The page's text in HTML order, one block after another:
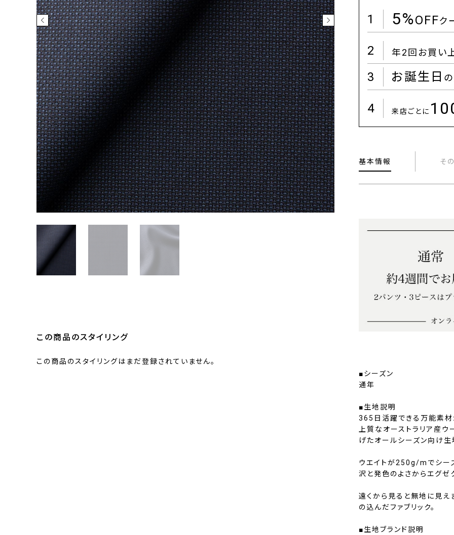
1 5%OFFク
2 年2回お買い
3 お誕生日
4 来店ごとに
基本情報 そ
■シーズン
通年
■生地説明
365日活躍できる万能素材
上質なオーストラリア産
げたオールシーズン向け生
ウエイトが250g/mでシー
沢と発色のよさからエグゼ
遠くから見ると無地に見え
の込んだファブリック。
■生地ブランド説明
この商品のスタイリング
この商品のスタイリングはまだ登録されていません。